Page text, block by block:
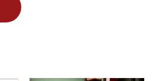
arvio